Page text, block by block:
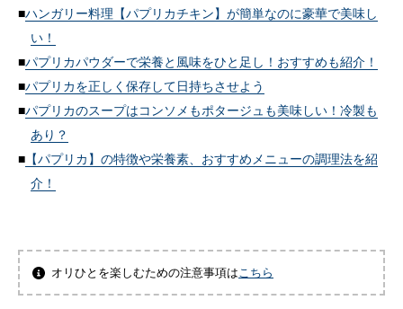
ハンガリー料理【パプリカチキン】が簡単なのに豪華で美味し
い！
パプリカパウダーで栄養と風味をひと足し！おすすめも紹介！
パプリカを正しく保存して日持ちさせよう
パプリカのスープはコンソメもポタージュも美味しい！冷製も
あり？
【パプリカ】の特徴や栄養素、おすすめメニューの調理法を紹
介！
オリひとを楽しむための注意事項はこちら